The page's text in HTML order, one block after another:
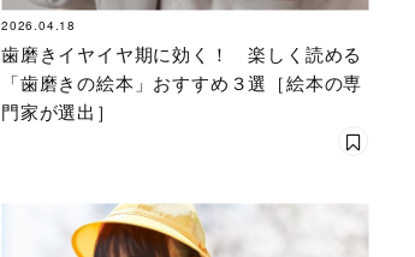
2026.04.18
歯磨きイヤイヤ期に効く！ 楽しく読める
「歯磨きの絵本」おすすめ３選［絵本の専
門家が選出］